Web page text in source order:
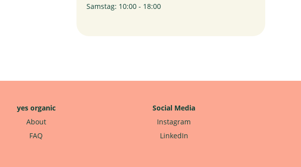
Samstag: 10:00 - 18:00
yes organic
About
FAQ
Social Media
Instagram
LinkedIn